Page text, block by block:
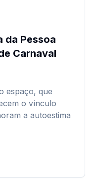
da Pessoa
Carnaval
espaço, que
o vínculo
a autoestima